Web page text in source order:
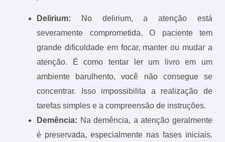
Delirium: No delirium, a atenção está
severamente comprometida. O paciente tem
grande dificuldade em focar, manter ou mudar a
atenção. É como tentar ler um livro em um
ambiente barulhento, você não consegue se
concentrar. Isso impossibilita a realização de
tarefas simples e a compreensão de instruções.
Demência: Na demência, a atenção geralmente
é preservada, especialmente nas fases iniciais.